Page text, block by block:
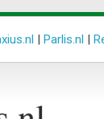
| Parlis.nl |